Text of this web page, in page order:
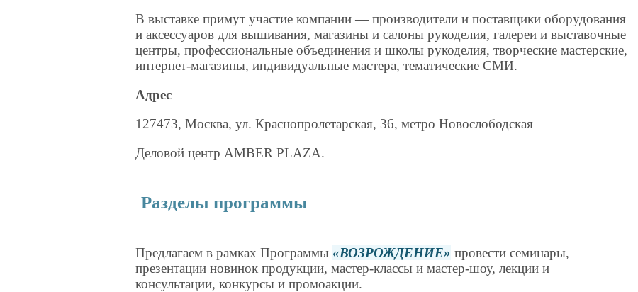
В выставке примут участие компании — производители и поставщики оборудования
и аксессуаров для вышивания, магазины и салоны рукоделия, галереи и выставочные
центры, профессиональные объединения и школы рукоделия, творческие мастерские,
интернет-магазины, индивидуальные мастера, тематические СМИ.
Адрес
127473, Москва, ул. Краснопролетарская, 36, метро Новослободская
Деловой центр AMBER PLAZA.
Разделы программы
Предлагаем в рамках Программы ВОЗРОЖДЕНИЕ
провести семинары,
презентации новинок продукции, мастер-классы и мастер-шоу, лекции и
консультации, конкурсы и промоакции.